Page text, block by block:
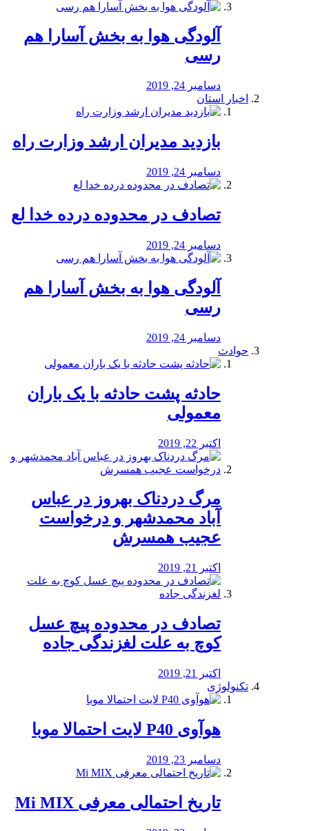
آلودگی هوا به بخش آسارا هم
رسی
دسامبر 24, 2019
اخبار استان
بازدید مدیران ارشد وزارت راه
دسامبر 24, 2019
تصادف در محدوده درده خدا لع
دسامبر 24, 2019
آلودگی هوا به بخش آسارا هم
رسی
دسامبر 24, 2019
حوادث
️حادثه پشت حادثه با یک باران
معمولی
اکتبر 22, 2019
مرگ دردناک بهروز در عباس
آباد محمدشهر و درخواست
عجیب همسرش
اکتبر 21, 2019
تصادف در محدوده پیچ عسل
کوچ به علت لغزندگی جاده
اکتبر 21, 2019
تکنولوژی
هوآوی P40 لایت احتمالا موبا
دسامبر 23, 2019
تاریخ احتمالی معرفی Mi MIX